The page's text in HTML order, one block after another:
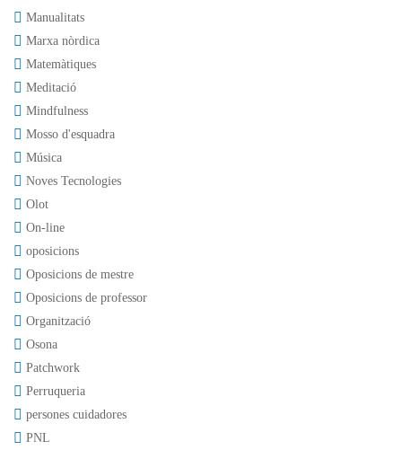
Manualitats
Marxa nòrdica
Matemàtiques
Meditació
Mindfulness
Mosso d'esquadra
Música
Noves Tecnologies
Olot
On-line
oposicions
Oposicions de mestre
Oposicions de professor
Organització
Osona
Patchwork
Perruqueria
persones cuidadores
PNL